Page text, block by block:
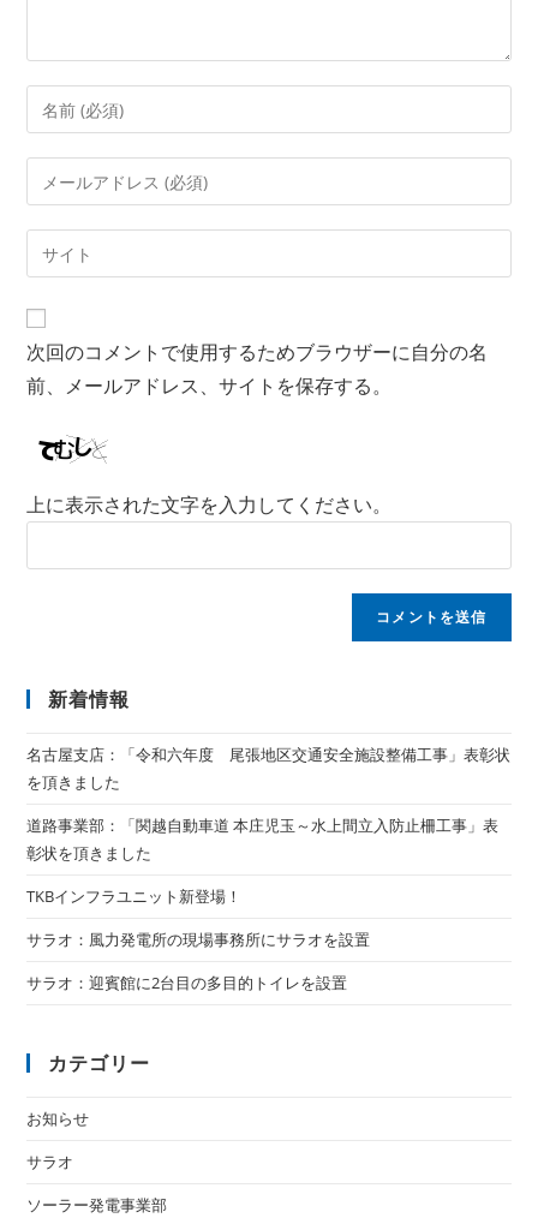
次回のコメントで使用するためブラウザーに自分の名
前、メールアドレス、サイトを保存する。
上に表示された文字を入力してください。
新着情報
名古屋支店：「令和六年度 尾張地区交通安全施設整備工事」表彰状
を頂きました
道路事業部：「関越自動車道 本庄児玉～水上間立入防止柵工事」表
彰状を頂きました
TKBインフラユニット新登場！
サラオ：風力発電所の現場事務所にサラオを設置
サラオ：迎賓館に2台目の多目的トイレを設置
カテゴリー
お知らせ
サラオ
ソーラー発電事業部